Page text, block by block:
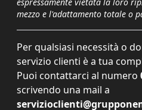
mezzo e l'adattamento totale o
Per qualsiasi necessità o
servizio clienti è a tua
Puoi contattarci al numero
scrivendo una mail a